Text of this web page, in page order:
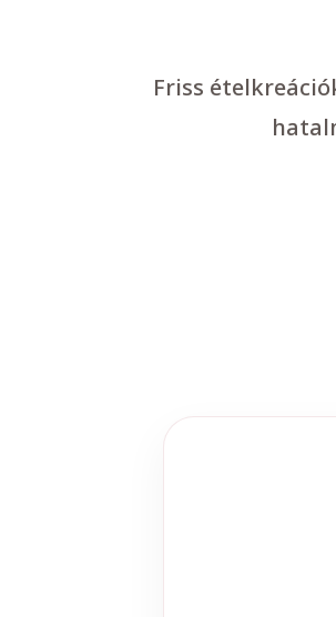
Friss